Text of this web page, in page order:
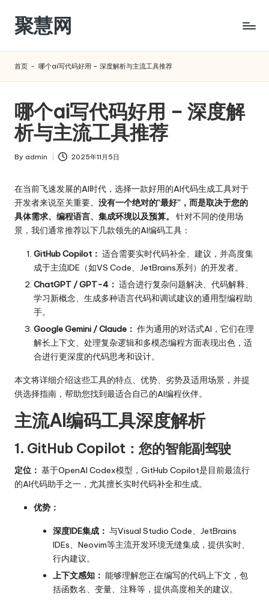
Skip
content
聚慧网
首页 - 哪个ai写代码好用 – 深度解析与主流工具推荐
哪个ai写代码好用 – 深度解
析与主流工具推荐
Posted
By admin 2025年11月5日
在当前飞速发展的AI时代，选择一款好用的AI代码生成工具对于
开发者来说至关重要。 没有一个绝对的“最好”，而是取决于您的
具体需求、编程语言、集成环境以及预算。
针对不同的使用场
景，我们通常推荐以下几款领先的AI编码工具：
GitHub Copilot： 适合需要实时代码补全、建议，并高度集
成于主流IDE（如VS Code、JetBrains系列）的开发者。
ChatGPT / GPT-4： 适合进行复杂问题解决、代码解释、
学习新概念、生成多种语言代码和调试建议的通用型编程助
手。
Google Gemini / Claude： 作为通用的对话式AI，它们在理
解长上下文、处理复杂逻辑和多模态编程方面表现出色，适
合进行更深度的代码思考和设计。
本文将详细介绍这些工具的特点、优势、劣势及适用场景，并提
供选择指南，帮助您找到最适合自己的AI编程伙伴。
主流AI编码工具深度解析
1. GitHub Copilot：您的智能副驾驶
定位： 基于OpenAI Codex模型，GitHub Copilot是目前最流行
的AI代码助手之一，尤其擅长实时代码补全和生成。
优势：
深度IDE集成： 与Visual Studio Code、JetBrains
IDEs、Neovim等主流开发环境无缝集成，提供实时、
行内建议。
上下文感知： 能够理解您正在编写的代码上下文，包
括函数名、变量、注释等，提供高度相关的建议。